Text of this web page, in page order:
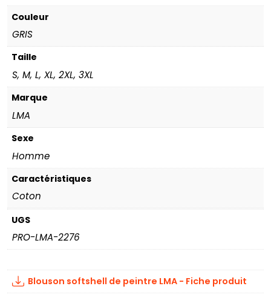
Couleur
GRIS
Taille
S, M, L, XL, 2XL, 3XL
Marque
LMA
Sexe
Homme
Caractéristiques
Coton
UGS
PRO-LMA-2276
Blouson softshell de peintre LMA - Fiche produit